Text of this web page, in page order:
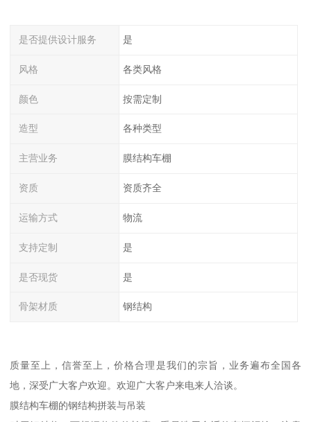
是否提供设计服务 是
风格 各类风格
颜色 按需定制
造型 各种类型
主营业务 膜结构车棚
资质 资质齐全
运输方式 物流
支持定制 是
是否现货 是
骨架材质 钢结构
质量至上，信誉至上，价格合理是我们的宗旨，业务遍布全国各
地，深受广大客户欢迎。欢迎广大客户来电来人洽谈。
膜结构车棚的钢结构拼装与吊装